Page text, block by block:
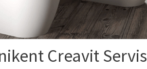
Creavit Servis